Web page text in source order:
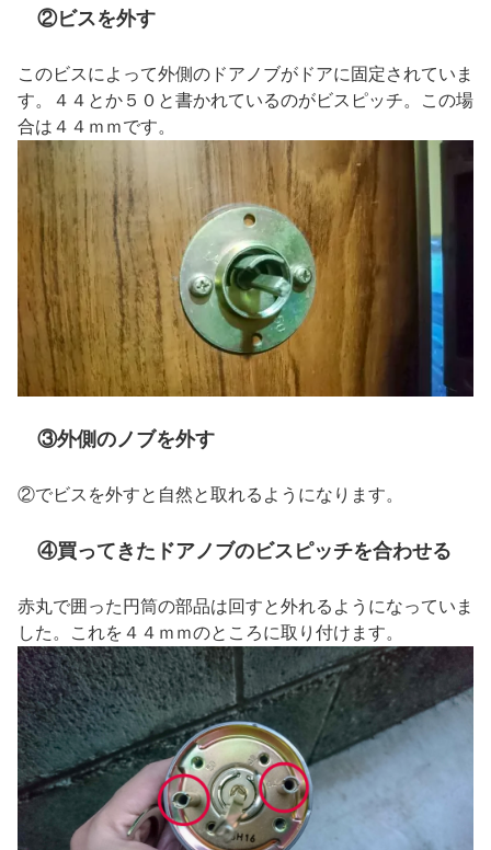
②ビスを外す
このビスによって外側のドアノブがドアに固定されていま
す。４４とか５０と書かれているのがビスピッチ。この場
合は４４ｍｍです。
③外側のノブを外す
②でビスを外すと自然と取れるようになります。
④買ってきたドアノブのビスピッチを合わせる
赤丸で囲った円筒の部品は回すと外れるようになっていま
した。これを４４ｍｍのところに取り付けます。